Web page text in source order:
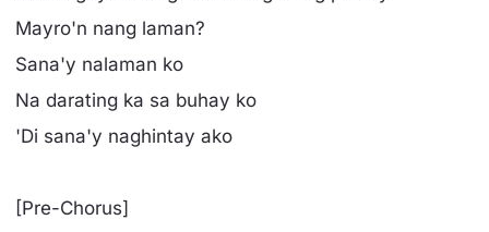
Mayro'n nang laman?
Sana'y nalaman ko
Na darating ka sa buhay ko
'Di sana'y naghintay ako
[Pre-Chorus]